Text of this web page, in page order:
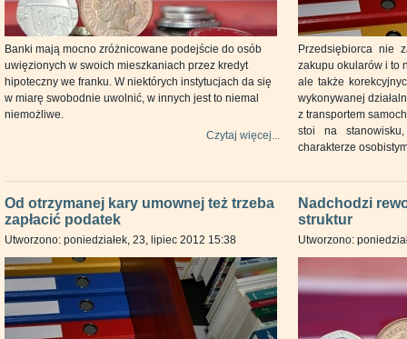
Banki mają mocno zróżnicowane podejście do osób
uwięzionych w swoich mieszkaniach przez kredyt
hipoteczny we franku. W niektórych instytucjach da się
w miarę swobodnie uwolnić, w innych jest to niemal
niemożliwe.
Czytaj więcej...
Przedsiębiorca nie
zakupu okularów i to
ale także
wykonywanej
z transportem
stoi na
charakterze
Od otrzymanej kary umownej też trzeba
zapłacić podatek
Utworzono: poniedziałek, 23, lipiec 2012 15:38
Nadchodzi
struktur
Utworzono: